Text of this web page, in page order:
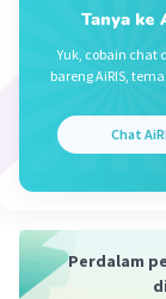
Tanya ke
Yuk, cobain chat
bareng AiRIS,
Chat
Perdalam